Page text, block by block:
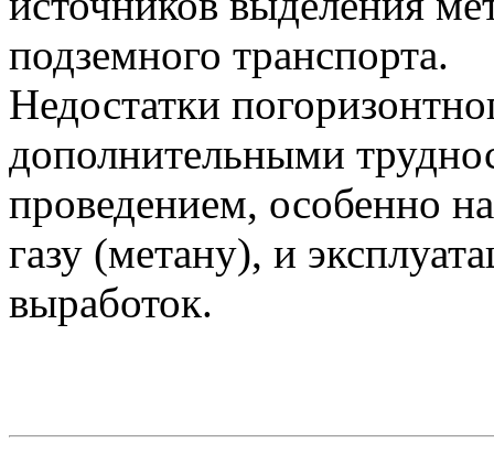
подземного транспорта.
Недостатки
дополнительными
проведением, особенно
газу (метану), и
выработок.